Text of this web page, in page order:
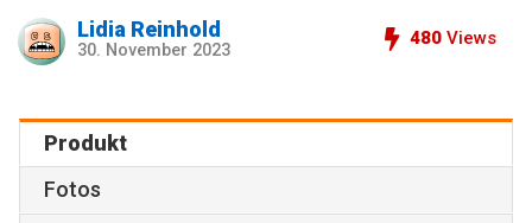
Lidia Reinhold
30. November 2023
480 Views
Produkt
Fotos